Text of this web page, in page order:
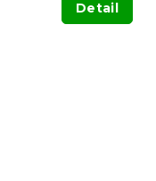
Detail